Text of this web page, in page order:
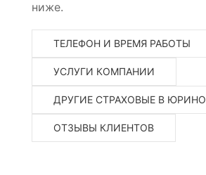
ниже.
ТЕЛЕФОН И ВРЕМЯ РАБОТЫ
УСЛУГИ КОМПАНИИ
ДРУГИЕ СТРАХОВЫЕ В ЮРИНО
ОТЗЫВЫ КЛИЕНТОВ